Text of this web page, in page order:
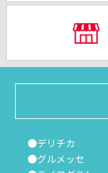
●デリチカ
●グルメッセ